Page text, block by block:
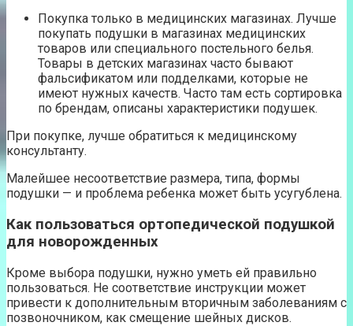
Покупка только в медицинских магазинах. Лучше
покупать подушки в магазинах медицинских
товаров или специального постельного белья.
Товары в детских магазинах часто бывают
фальсификатом или подделками, которые не
имеют нужных качеств. Часто там есть сортировка
по брендам, описаны характеристики подушек.
При покупке, лучше обратиться к медицинскому
консультанту.
Малейшее несоответствие размера, типа, формы
подушки — и проблема ребенка может быть усугублена.
Как пользоваться ортопедической подушкой
для новорожденных
Кроме выбора подушки, нужно уметь ей правильно
пользоваться. Не соответствие инструкции может
привести к дополнительным вторичным заболеваниям с
позвоночником, как смещение шейных дисков.